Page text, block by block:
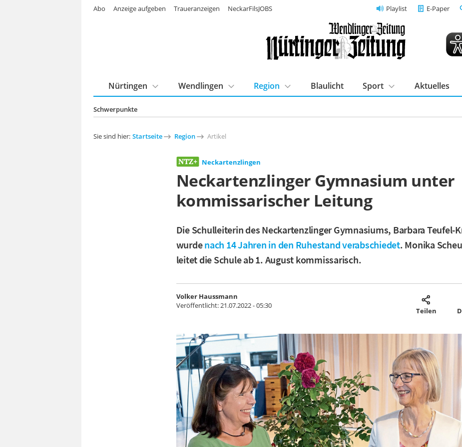
Playlist E-Paper
Schwerpunkte
Nürtingen Wendlingen Region Blaulicht Sport Aktuelles
Abo Anzeige aufgeben Traueranzeigen NeckarFilsJOBS
Sie sind hier: Startseite Region Artikel
Neckartenzlingen
Neckartenzlinger Gymnasium unter
kommissarischer Leitung
Die Schulleiterin des Neckartenzlinger Gymnasiums, Barbara Teufel-
wurdenach 14 Jahren in den Ruhestand verabschiedet. Monika
leitet die Schule ab 1. August kommissarisch.
Volker Haussmann
Veröffentlicht:21.07.2022 - 05:30
Teilen